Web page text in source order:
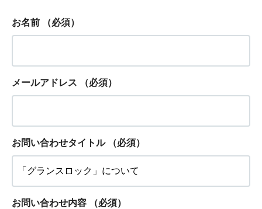
お名前 （必須）
メールアドレス （必須）
お問い合わせタイトル （必須）
お問い合わせ内容 （必須）